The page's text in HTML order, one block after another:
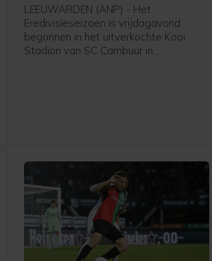
LEEUWARDEN (ANP) - Het
Eredivisieseizoen is vrijdagavond
begonnen in het uitverkochte Kooi
Stadion van SC Cambuur in